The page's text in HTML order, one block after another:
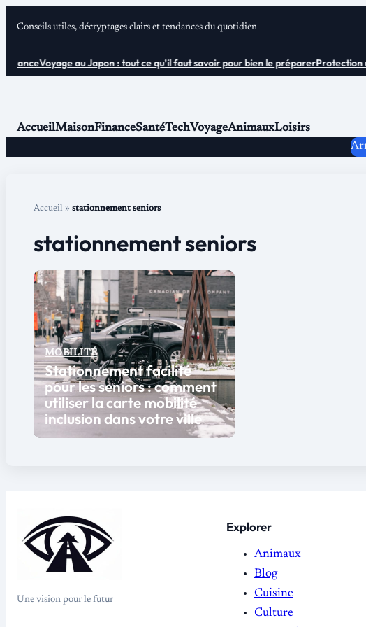
Conseils utiles, décryptages clairs et tendances du quotidien
Voyage au Japon : tout ce qu’il faut savoir pour bien le préparerProtection
AccueilMaisonFinanceSantéTechVoyageAnimauxLoisirs
Accueil » stationnement seniors
stationnement seniors
MOBILITÉ
Stationnement facilité
pour les seniors : comment
utiliser la carte mobilité
inclusion dans votre ville
Une vision pour le futur
Explorer
Animaux
Blog
Cuisine
Culture